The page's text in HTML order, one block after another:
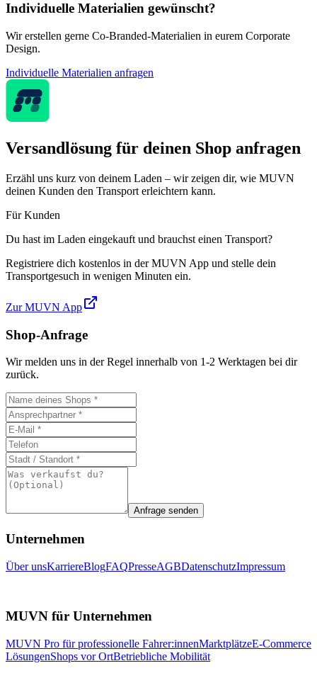
Individuelle Materialien gewünscht?
Wir erstellen gerne Co-Branded-Materialien in eurem Corporate
Design.
Individuelle Materialien anfragen
Versandlösung für deinen Shop anfragen
Erzähl uns kurz von deinem Laden – wir zeigen dir, wie MUVN
deinen Kunden den Transport erleichtern kann.
Für Kunden
Du hast im Laden eingekauft und brauchst einen Transport?
Registriere dich kostenlos in der MUVN App und stelle dein
Transportgesuch in wenigen Minuten ein.
Zur MUVN App
Shop-Anfrage
Wir melden uns in der Regel innerhalb von 1-2 Werktagen bei dir
zurück.
Anfrage senden
Unternehmen
Über unsKarriereBlogFAQPresseAGBDatenschutzImpressum
MUVN für Unternehmen
MUVN Pro für professionelle Fahrer:innenMarktplätzeE-Commerce
LösungenShops vor OrtBetriebliche Mobilität